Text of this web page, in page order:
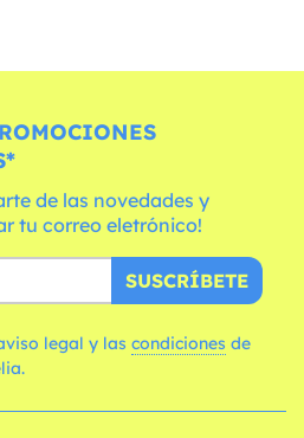
de las novedades y
tu correo eletrónico!
SUSCRÍBETE
legal y las condiciones